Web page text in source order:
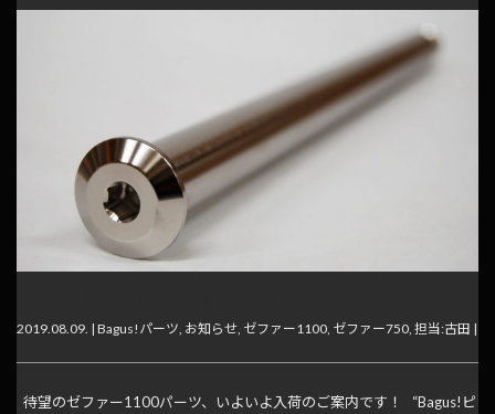
2019.08.09. | Bagus!パーツ, お知らせ, ゼファー1100, ゼファー750, 担当:古田 |
待望のゼファー1100パーツ、いよいよ入荷のご案内です！ “Bagus!ピ